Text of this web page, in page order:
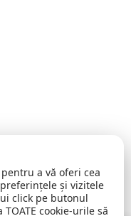
a vă oferi cea
și vizitele
click pe butonul
cookie-urile să